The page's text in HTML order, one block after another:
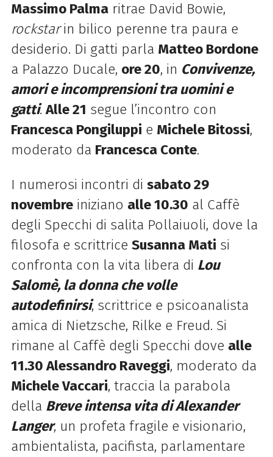
Massimo Palmaritrae David Bowie,
rockstarin bilico perenne tra paura e
desiderio. Di gatti parla Matteo Bordone
a Palazzo Ducale, ore 20, in Convivenze,
amori e incomprensioni tra uomini e
gatti.Alle 21 segue l’incontro con
Francesca Pongiluppi e Michele Bitossi,
moderato da Francesca Conte.
I numerosi incontri di sabato 29
novembreiniziano alle 10.30 al Caffè
degli Specchi di salita Pollaiuoli, dove la
filosofa e scrittrice Susanna Mati si
confronta con la vita libera di Lou
Salomè, la donna che volle
autodefinirsi, scrittrice e psicoanalista
amica di Nietzsche, Rilke e Freud. Si
rimane al Caffè degli Specchi dove alle
11.30 Alessandro Raveggi, moderato da
Michele Vaccari, traccia la parabola
della Breve intensa vita di Alexander
Langer, un profeta fragile e visionario,
ambientalista, pacifista, parlamentare